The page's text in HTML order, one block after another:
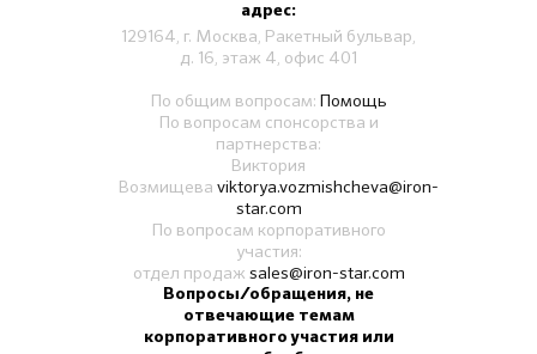
адрес:
129164, г. Москва, Ракетный бульвар,
д. 16, этаж 4, офис 401
По общим вопросам: Помощь
По вопросам спонсорства и
партнерства:
Виктория
Возмищева viktorya.vozmishcheva@iron-
star.com
По вопросам корпоративного
участия:
отдел продаж sales@iron-star.com
Вопросы/обращения, не
отвечающие темам
корпоративного участия или